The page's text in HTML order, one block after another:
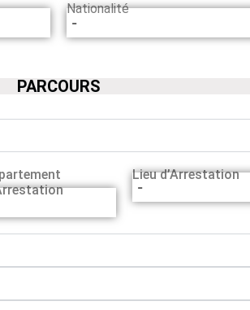
Nationalité
-
PARCOURS
Lieu d’Arrestation
-